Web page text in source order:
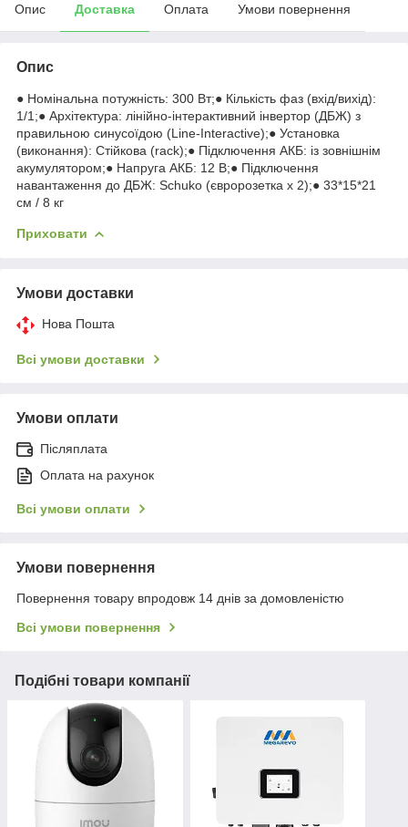
Опис Доставка Оплата Умови повернення
Опис
● Номінальна потужність: 300 Вт;● Кількість фаз (вхід/вихід):
1/1;● Архітектура: лінійно-інтерактивний інвертор (ДБЖ) з
правильною синусоїдою (Line-Interactive);● Установка
(виконання): Стійкова (rack);● Підключення АКБ: із зовнішнім
акумулятором;● Напруга АКБ: 12 В;● Підключення
навантаження до ДБЖ: Schuko (євророзетка x 2);● 33*15*21
см / 8 кг
Приховати
Умови доставки
Нова Пошта
Всі умови доставки
Умови оплати
Післяплата
Оплата на рахунок
Всі умови оплати
Умови повернення
Повернення товару впродовж 14 днів за домовленістю
Всі умови повернення
Подібні товари компанії